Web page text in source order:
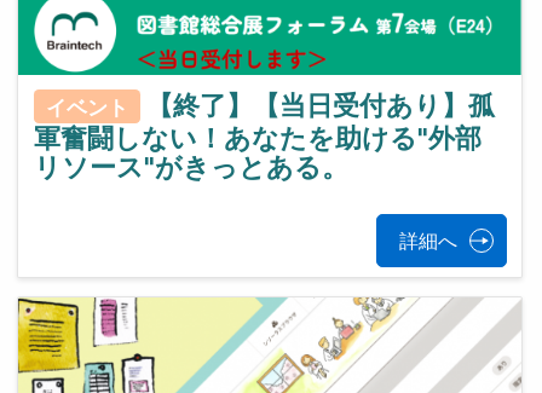
イベント
【終了】【当日受付あり】孤
軍奮闘しない！あなたを助ける"外部
リソース"がきっとある。
詳細へ